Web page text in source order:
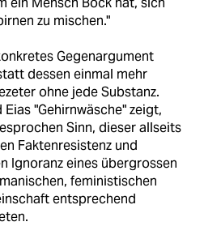
zu mischen."
Gegenargument
dessen einmal mehr
ohne jede Substanz.
Eias "Gehirnwäsche" zeigt,
Sinn, dieser allseits
Faktenresistenz und
Ignoranz eines übergrossen
feministischen
entsprechend